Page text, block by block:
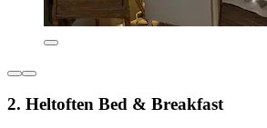
2. Heltoften Bed & Breakfast